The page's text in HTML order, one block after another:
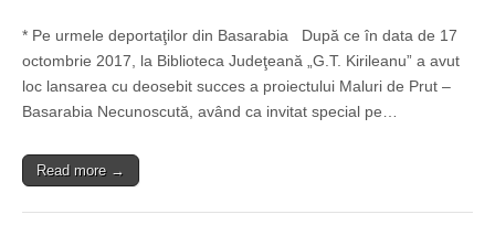
* Pe urmele deportaţilor din Basarabia După ce în data de 17
octombrie 2017, la Biblioteca Judeţeană „G.T. Kirileanu” a avut
loc lansarea cu deosebit succes a proiectului Maluri de Prut –
Basarabia Necunoscută, având ca invitat special pe…
Read more →